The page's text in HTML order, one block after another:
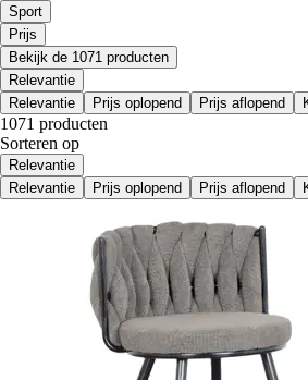
Sport
Prijs
Bekijk de 1071 producten
Relevantie
Relevantie
Prijs oplopend Prijs aflopend
1071 producten
Sorteren op
Relevantie
Relevantie
Prijs oplopend Prijs aflopend